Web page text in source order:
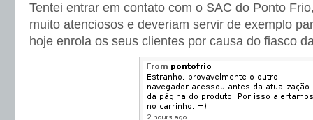
Tentei entrar em contato com o SAC do Ponto
muito atenciosos e deveriam servir de exemplo
hoje enrola os seus clientes por causa do fiasco